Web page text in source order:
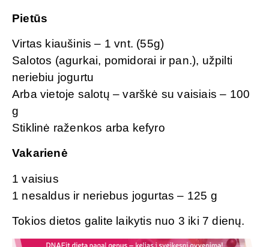
Pietūs
Virtas kiaušinis – 1 vnt. (55g)
Salotos (agurkai, pomidorai ir pan.), užpilti
neriebiu jogurtu
Arba vietoje salotų – varškė su vaisiais – 100
g
Stiklinė raženkos arba kefyro
Vakarienė
1 vaisius
1 nesaldus ir neriebus jogurtas – 125 g
Tokios dietos galite laikytis nuo 3 iki 7 dienų.